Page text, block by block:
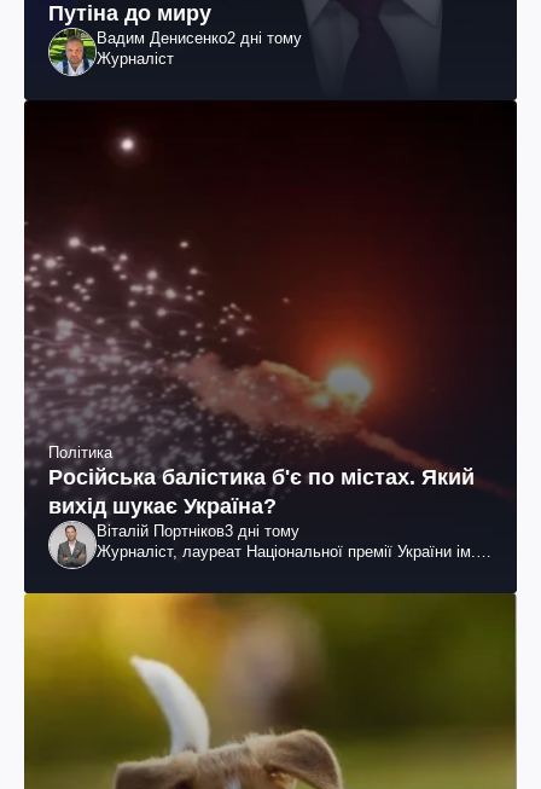
Путіна до миру
Вадим Денисенко2 дні тому
Журналіст
Політика
Російська балістика б'є по містах. Який
вихід шукає Україна?
Віталій Портніков3 дні тому
Журналіст, лауреат Національної премії України ім.